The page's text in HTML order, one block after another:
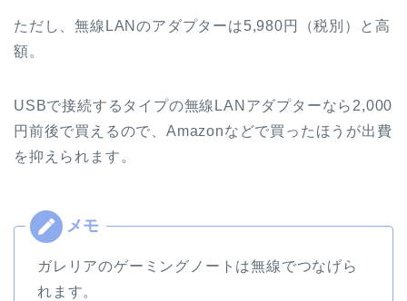
ただし、無線LANのアダプターは5,980円（税別）と高
額。
USBで接続するタイプの無線LANアダプターなら2,000
円前後で買えるので、Amazonなどで買ったほうが出費
を抑えられます。
ガレリアのゲーミングノートは無線でつなげら
れます。